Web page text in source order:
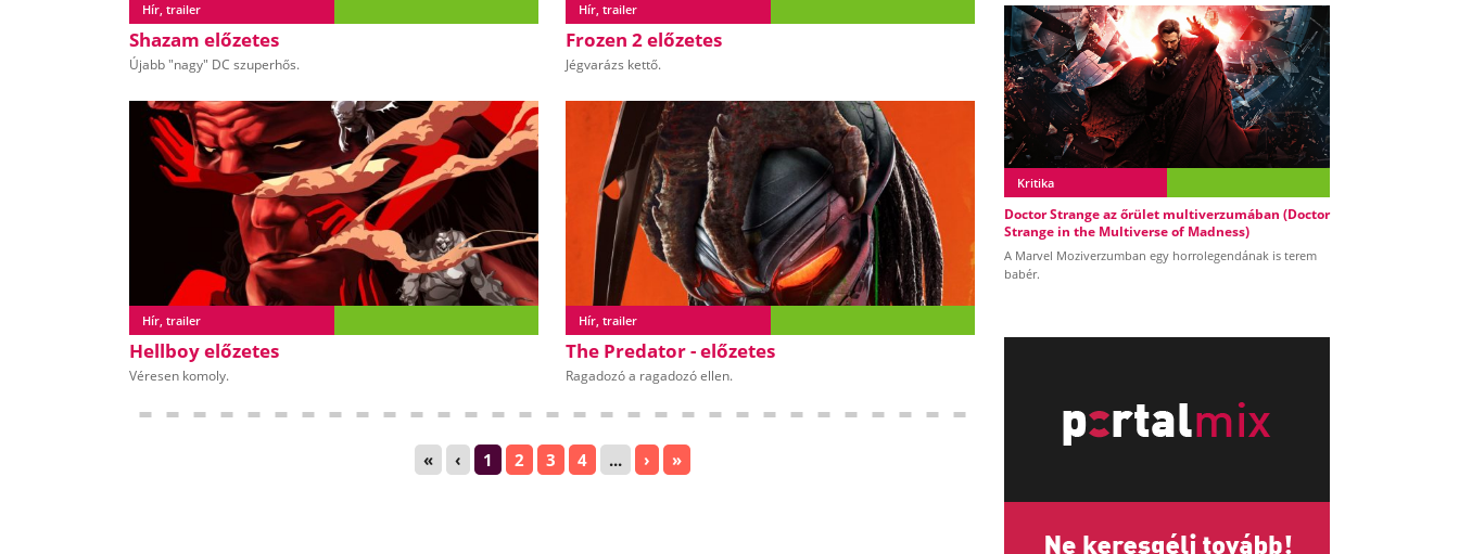
Hír, trailer
Shazam előzetes
Újabb "nagy" DC szuperhős.
Hír, trailer
Hellboy előzetes
Véresen komoly.
Hír, trailer
Frozen 2 előzetes
Jégvarázs kettő.
Hír, trailer
The Predator - előzetes
Ragadozó a ragadozó ellen.
« ‹ 1 2 3 4 ... › »
Kritika
Doctor Strange az őrület multiverzumában (Doctor
Strange in the Multiverse of Madness)
A Marvel Moziverzumban egy horrolegendának is terem
babér.